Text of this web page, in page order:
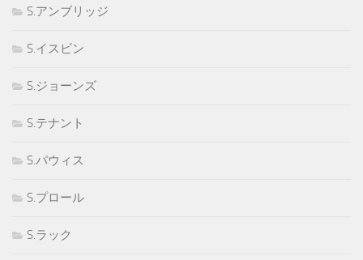
S.アンブリッジ
S.イスビン
S.ジョーンズ
S.テナント
S.パウィス
S.プロール
S.ラック